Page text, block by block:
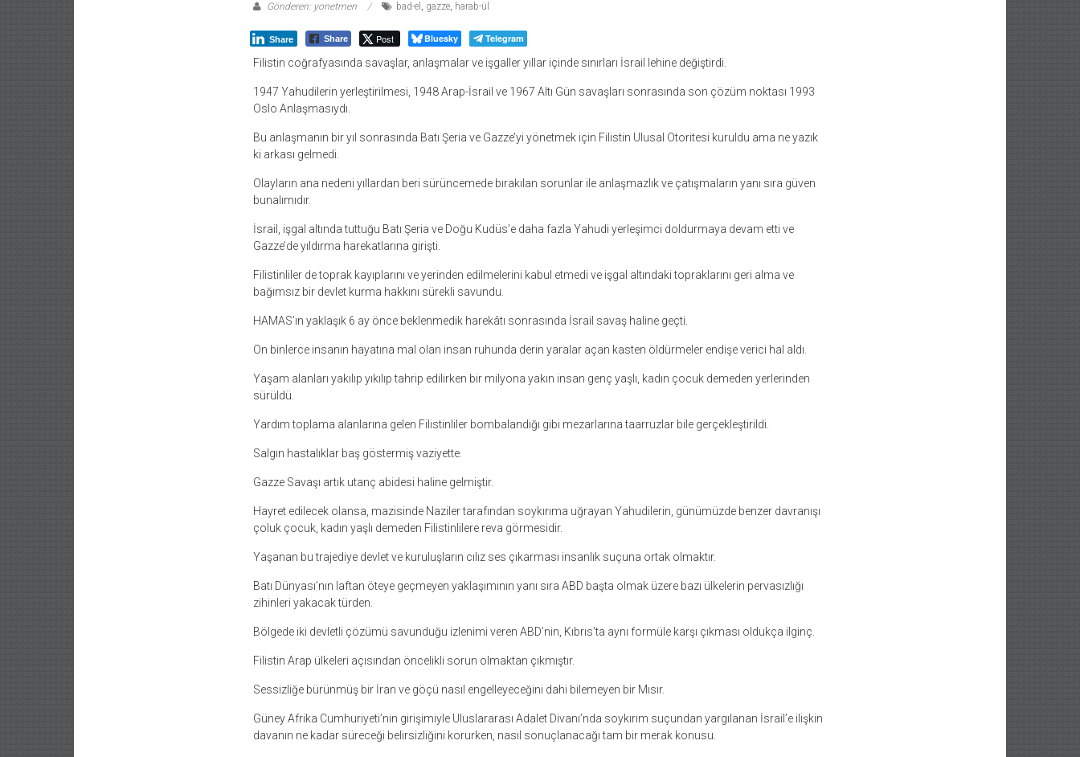
Gönderen: yonetmen bad-el , gazze, harab-ül
Share Share Post Bluesky Telegram
Filistin coğrafyasında savaşlar, anlaşmalar ve işgaller yıllar içinde sınırları İsrail lehine değiştirdi.
1947 Yahudilerin yerleştirilmesi, 1948 Arap-İsrail ve 1967 Altı Gün savaşları sonrasında son çözüm noktası 1993
Oslo Anlaşmasıydı.
Bu anlaşmanın bir yıl sonrasında Batı Şeria ve Gazze’yi yönetmek için Filistin Ulusal Otoritesi kuruldu ama ne yazık
ki arkası gelmedi.
Olayların ana nedeni yıllardan beri sürüncemede bırakılan sorunlar ile anlaşmazlık ve çatışmaların yanı sıra güven
bunalımıdır.
İsrail, işgal altında tuttuğu Batı Şeria ve Doğu Kudüs’e daha fazla Yahudi yerleşimci doldurmaya devam etti ve
Gazze’de yıldırma harekatlarına girişti.
Filistinliler de toprak kayıplarını ve yerinden edilmelerini kabul etmedi ve işgal altındaki topraklarını geri alma ve
bağımsız bir devlet kurma hakkını sürekli savundu.
HAMAS’ın yaklaşık 6 ay önce beklenmedik harekâtı sonrasında İsrail savaş haline geçti.
On binlerce insanın hayatına mal olan insan ruhunda derin yaralar açan kasten öldürmeler endişe verici hal aldı.
Yaşam alanları yakılıp yıkılıp tahrip edilirken bir milyona yakın insan genç yaşlı, kadın çocuk demeden yerlerinden
sürüldü.
Yardım toplama alanlarına gelen Filistinliler bombalandığı gibi mezarlarına taarruzlar bile gerçekleştirildi.
Salgın hastalıklar baş göstermiş vaziyette.
Gazze Savaşı artık utanç abidesi haline gelmiştir.
Hayret edilecek olansa, mazisinde Naziler tarafından soykırıma uğrayan Yahudilerin, günümüzde benzer davranışı
çoluk çocuk, kadın yaşlı demeden Filistinlilere reva görmesidir.
Yaşanan bu trajediye devlet ve kuruluşların cılız ses çıkarması insanlık suçuna ortak olmaktır.
Batı Dünyası’nın laftan öteye geçmeyen yaklaşımının yanı sıra ABD başta olmak üzere bazı ülkelerin pervasızlığı
zihinleri yakacak türden.
Bölgede iki devletli çözümü savunduğu izlenimi veren ABD’nin, Kıbrıs’ta aynı formüle karşı çıkması oldukça ilginç.
Filistin Arap ülkeleri açısından öncelikli sorun olmaktan çıkmıştır.
Sessizliğe bürünmüş bir İran ve göçü nasıl engelleyeceğini dahi bilemeyen bir Mısır.
Güney Afrika Cumhuriyeti’nin girişimiyle Uluslararası Adalet Divanı’nda soykırım suçundan yargılanan İsrail’e ilişkin
davanın ne kadar süreceği belirsizliğini korurken, nasıl sonuçlanacağı tam bir merak konusu.